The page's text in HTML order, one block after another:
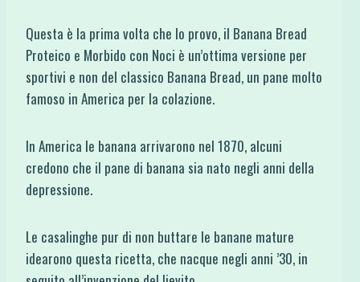
Questa è la prima volta che lo provo, il Banana Bread
Proteico e Morbido con Noci è un’ottima versione per
sportivi e non del classico Banana Bread, un pane molto
famoso in America per la colazione.
In America le banana arrivarono nel 1870, alcuni
credono che il pane di banana sia nato negli anni della
depressione.
Le casalinghe pur di non buttare le banane mature
idearono questa ricetta, che nacque negli anni ’30, in